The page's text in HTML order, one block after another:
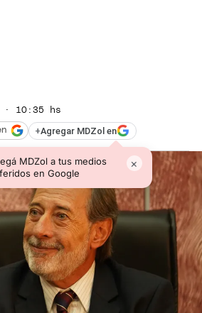
· 10:35 hs
+Agregar MDZol en
MDZol a tus medios
en Google
×